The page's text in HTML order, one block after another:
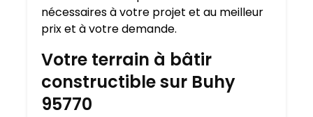
nécessaires à votre projet et au meilleur
prix et à votre demande.
Votre terrain à bâtir
constructible sur Buhy
95770